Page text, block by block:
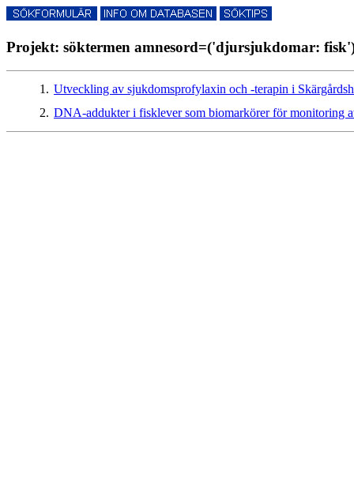
Projekt: söktermen amnesord=('djursjukdomar:
1. Utveckling av sjukdomsprofylaxin och -terapin i
2. DNA-addukter i fisklever som biomarkörer för monitoring